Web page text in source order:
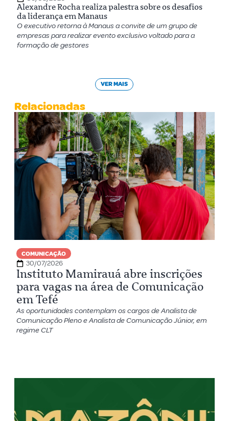
Alexandre Rocha realiza palestra sobre os desafios
da liderança em Manaus
O executivo retorna à Manaus a convite de um grupo de
empresas para realizar evento exclusivo voltado para a
formação de gestores
VER MAIS
Relacionadas
COMUNICAÇÃO
30/07/2026
Instituto Mamirauá abre inscrições
para vagas na área de Comunicação
em Tefé
As oportunidades contemplam os cargos de Analista de
Comunicação Pleno e Analista de Comunicação Júnior, em
regime CLT